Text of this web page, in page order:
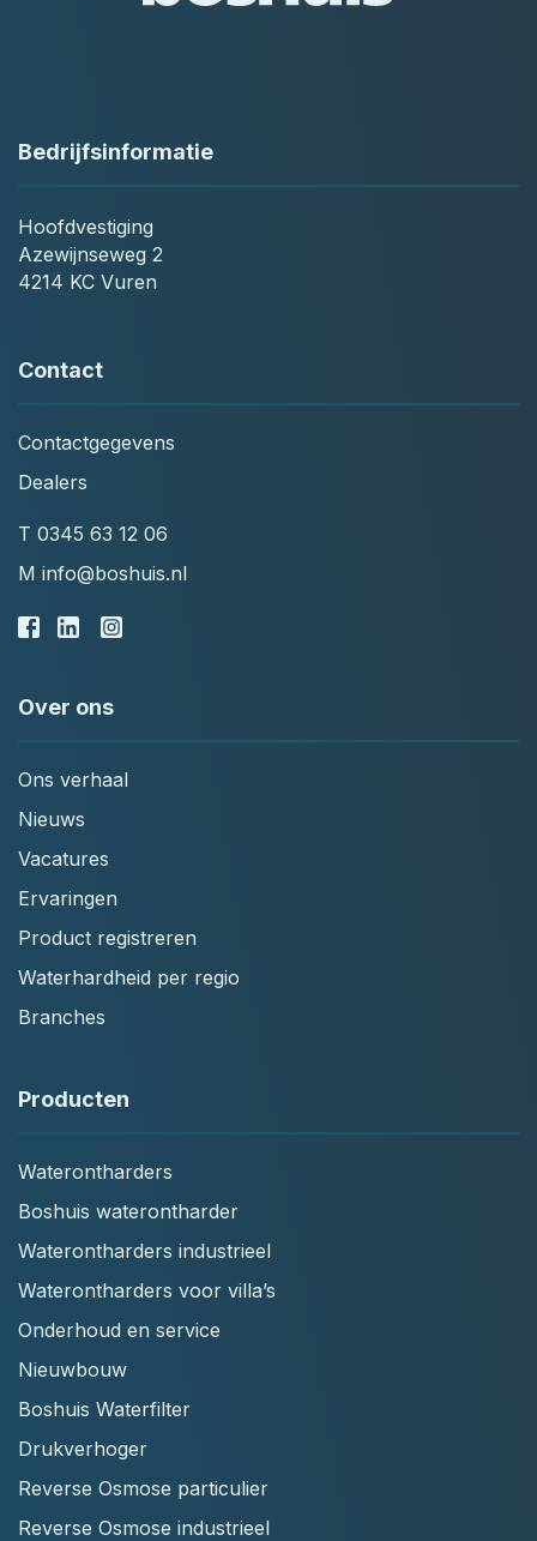
Bedrijfsinformatie
Hoofdvestiging
Azewijnseweg 2
4214 KC Vuren
Contact
Contactgegevens
Dealers
T 0345 63 12 06
M info@boshuis.nl
Over ons
Ons verhaal
Nieuws
Vacatures
Ervaringen
Product registreren
Waterhardheid per regio
Branches
Producten
Waterontharders
Boshuis waterontharder
Waterontharders industrieel
Waterontharders voor villa’s
Onderhoud en service
Nieuwbouw
Boshuis Waterfilter
Drukverhoger
Reverse Osmose particulier
Reverse Osmose industrieel